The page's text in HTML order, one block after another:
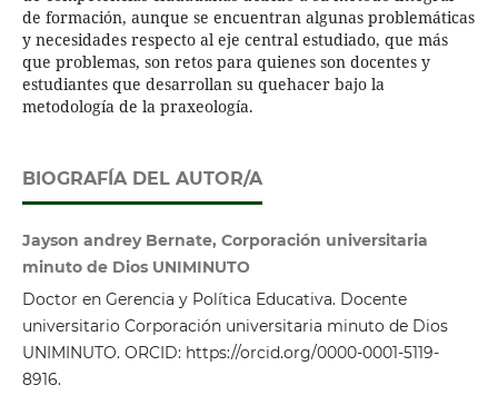
de formación, aunque se encuentran algunas problemáticas
y necesidades respecto al eje central estudiado, que más
que problemas, son retos para quienes son docentes y
estudiantes que desarrollan su quehacer bajo la
metodología de la praxeología.
BIOGRAFÍA DEL AUTOR/A
Jayson andrey Bernate, Corporación universitaria
minuto de Dios UNIMINUTO
Doctor en Gerencia y Política Educativa. Docente
universitario Corporación universitaria minuto de Dios
UNIMINUTO. ORCID: https://orcid.org/0000-0001-5119-
8916.